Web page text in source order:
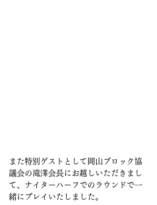
また特別ゲストとして岡山ブロック協
議会の滝澤会長にお越しいただきまし
て、ナイターハーフでのラウンドで一
緒にプレイいたしました。